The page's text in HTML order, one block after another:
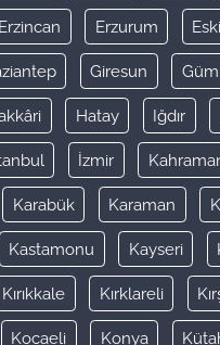
Erzincan Erzurum
Giresun
Hatay Iğdır
İzmir
Karabük Karaman
Kastamonu Kayseri
Kırıkkale Kırklareli
Kocaeli Konya